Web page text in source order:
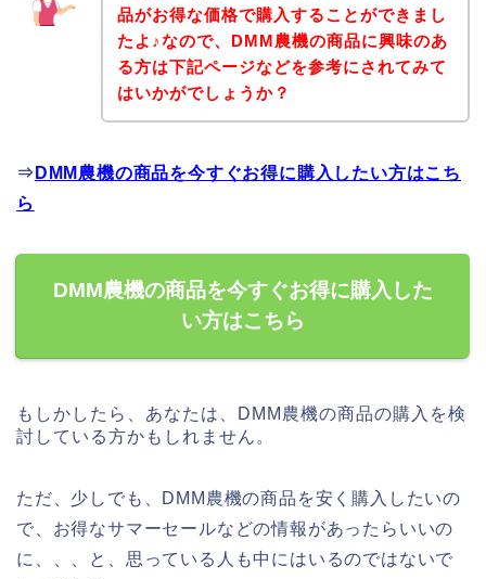
品がお得な価格で購入することができまし
たよ♪なので、DMM農機の商品に興味のあ
る方は下記ページなどを参考にされてみて
はいかがでしょうか？
⇒ DMM農機の商品を今すぐお得に購入したい方はこち
ら
DMM農機の商品を今すぐお得に購入した
い方はこちら
もしかしたら、あなたは、DMM農機の商品の購入を検
討している方かもしれません。
ただ、少しでも、DMM農機の商品を安く購入したいの
で、お得なサマーセールなどの情報があったらいいの
に、、、と、思っている人も中にはいるのではないで